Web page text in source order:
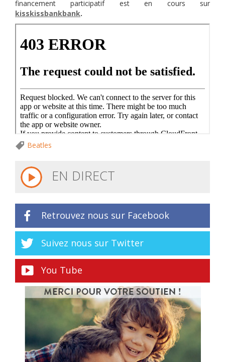
financement participatif est en cours sur
kisskissbankbank.
Beatles
EN DIRECT
Retrouvez nous sur Facebook
Suivez nous sur Twitter
You Tube